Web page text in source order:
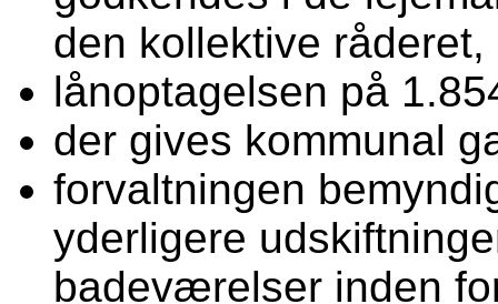
den kollektive råderet,
lånoptagelsen på
der gives kommunal
forvaltningen
yderligere
badeværelser inden